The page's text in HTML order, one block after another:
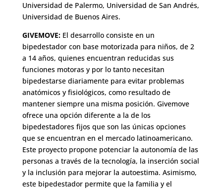
Universidad de Palermo, Universidad de San Andrés,
Universidad de Buenos Aires.
GIVEMOVE:El desarrollo consiste en un
bipedestador con base motorizada para niños, de 2
a 14 años, quienes encuentran reducidas sus
funciones motoras y por lo tanto necesitan
bipedestarse diariamente para evitar problemas
anatómicos y fisiológicos, como resultado de
mantener siempre una misma posición. Givemove
ofrece una opción diferente a la de los
bipedestadores fijos que son las únicas opciones
que se encuentran en el mercado latinoamericano.
Este proyecto propone potenciar la autonomía de las
personas a través de la tecnología, la inserción social
y la inclusión para mejorar la autoestima. Asimismo,
este bipedestador permite que la familia y el